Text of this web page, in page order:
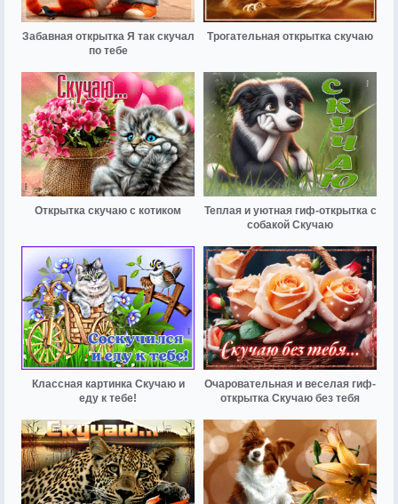
Забавная открытка Я так скучал
по тебе
Трогательная открытка скучаю
Открытка скучаю с котиком
Теплая и уютная гиф-открытка с
собакой Скучаю
Классная картинка Скучаю и
еду к тебе!
Очаровательная и веселая гиф-
открытка Скучаю без тебя